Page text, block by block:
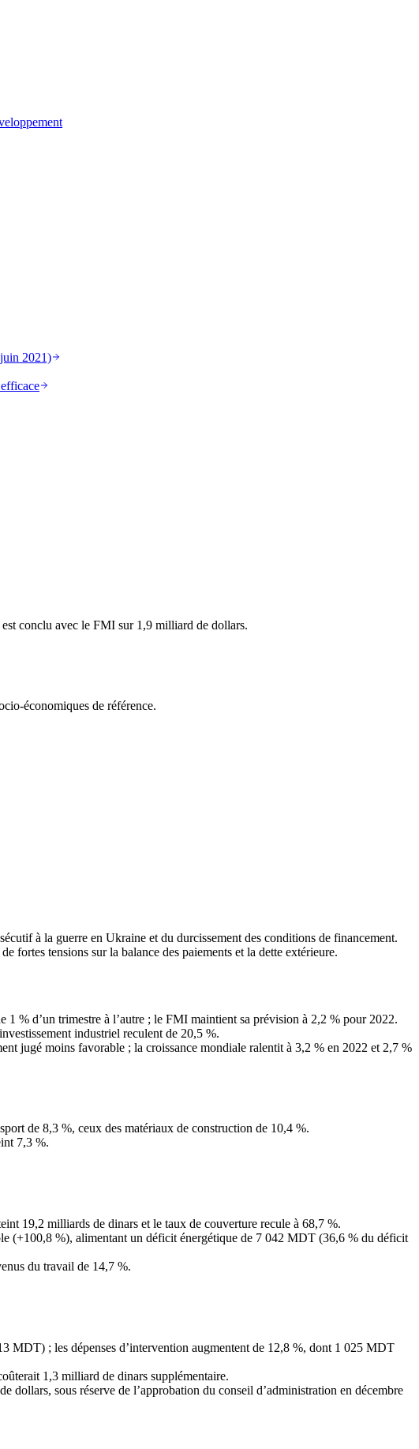
2021)
conclu avec le FMI sur 1,9 milliard de dollars.
économiques de référence.
à la guerre en Ukraine et du durcissement des conditions de financement.
fortes tensions sur la balance des paiements et la dette extérieure.
1 % d’un trimestre à l’autre ; le FMI maintient sa prévision à 2,2 % pour 2022.
industriel reculent de 20,5 %.
jugé moins favorable ; la croissance mondiale ralentit à 3,2 % en 2022 et 2,7 %
de 8,3 %, ceux des matériaux de construction de 10,4 %.
7,3 %.
19,2 milliards de dinars et le taux de couverture recule à 68,7 %.
(+100,8 %), alimentant un déficit énergétique de 7 042 MDT (36,6 % du déficit
du travail de 14,7 %.
MDT) ; les dépenses d’intervention augmentent de 12,8 %, dont 1 025 MDT
1,3 milliard de dinars supplémentaire.
sous réserve de l’approbation du conseil d’administration en décembre